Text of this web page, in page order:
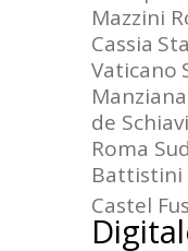
Mazzini
Cassia
Vaticano
Manziana
de Schiavi
Roma Sud
Battistini
Castel